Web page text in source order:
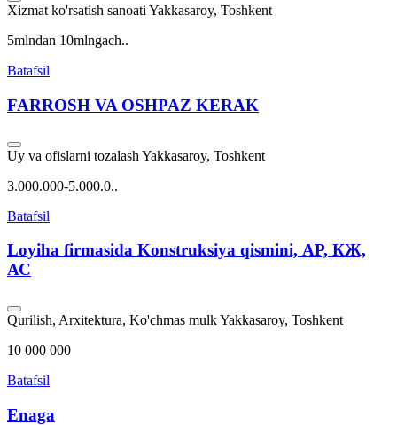
Xizmat ko'rsatish sanoati Yakkasaroy, Toshkent
5mlndan 10mlngach..
Batafsil
FARROSH VA OSHPAZ KERAK
Uy va ofislarni tozalash Yakkasaroy, Toshkent
3.000.000-5.000.0..
Batafsil
Loyiha firmasida Konstruksiya qismini, АР, КЖ,
АС
Qurilish, Arxitektura, Ko'chmas mulkYakkasaroy, Toshkent
10 000 000
Batafsil
Enaga